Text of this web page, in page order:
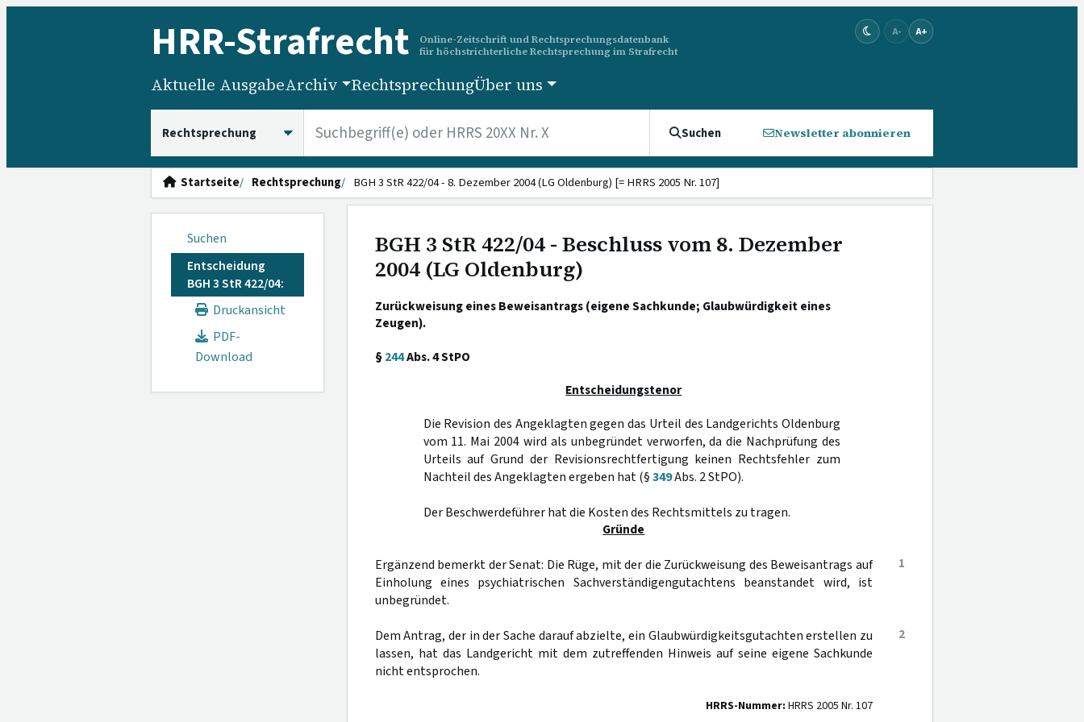
HRR-Strafrecht
Online-Zeitschrift und Rechtsprechungsdatenbank
für höchstrichterliche Rechtsprechung im Strafrecht
A- A+
Aktuelle AusgabeArchiv RechtsprechungÜber uns
Suchen Newsletter abonnieren
Startseite Rechtsprechung BGH 3 StR 422/04 - 8. Dezember 2004 (LG Oldenburg) [= HRRS 2005 Nr. 107]
Suchen
Entscheidung
BGH 3 StR 422/04:
Druckansicht
PDF-
Download
BGH 3 StR 422/04 - Beschluss vom 8. Dezember
2004 (LG Oldenburg)
Zurückweisung eines Beweisantrags (eigene Sachkunde; Glaubwürdigkeit eines
Zeugen).
§244Abs. 4 StPO
Entscheidungstenor
Die Revision des Angeklagten gegen das Urteil des Landgerichts Oldenburg
vom 11. Mai 2004 wird als unbegründet verworfen, da die Nachprüfung des
Urteils auf Grund der Revisionsrechtfertigung keinen Rechtsfehler zum
Nachteil des Angeklagten ergeben hat (§349Abs. 2 StPO).
Der Beschwerdeführer hat die Kosten des Rechtsmittels zu tragen.
Gründe
1
Ergänzend bemerkt der Senat: Die Rüge, mit der die Zurückweisung des Beweisantrags auf
Einholung eines psychiatrischen Sachverständigengutachtens beanstandet wird, ist
unbegründet.
2
Dem Antrag, der in der Sache darauf abzielte, ein Glaubwürdigkeitsgutachten erstellen zu
lassen, hat das Landgericht mit dem zutreffenden Hinweis auf seine eigene Sachkunde
nicht entsprochen.
HRRS-Nummer: HRRS 2005 Nr. 107